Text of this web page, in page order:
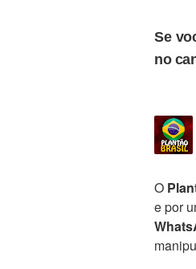
Se
no
O
e por